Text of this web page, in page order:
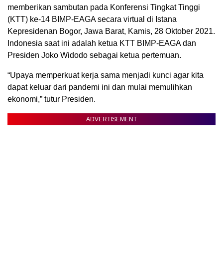
memberikan sambutan pada Konferensi Tingkat Tinggi
(KTT) ke-14 BIMP-EAGA secara virtual di Istana
Kepresidenan Bogor, Jawa Barat, Kamis, 28 Oktober 2021.
Indonesia saat ini adalah ketua KTT BIMP-EAGA dan
Presiden Joko Widodo sebagai ketua pertemuan.
“Upaya memperkuat kerja sama menjadi kunci agar kita
dapat keluar dari pandemi ini dan mulai memulihkan
ekonomi,” tutur Presiden.
ADVERTISEMENT